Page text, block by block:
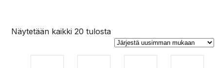
Näytetään kaikki 20 tulostaSorted
by
latest